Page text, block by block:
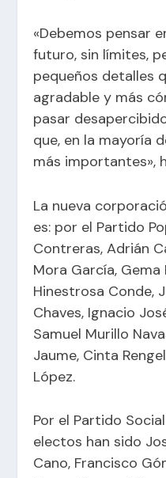
«Debemos pensar
futuro, sin límites,
pequeños detalles
agradable y más
pasar
que, en la mayoría
más importantes»,
La nueva
es: por el Partido
Contreras, Adrián
Mora García,
Hinestrosa Conde,
Chaves, Ignacio
Samuel Murillo
Jaume, Cinta
López.
Por el Partido
electos han sido
Cano, Francisco